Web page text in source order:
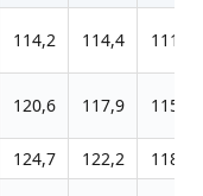
114,2 114,4 111,8
120,6 117,9 115,8
124,7 122,2
118,9